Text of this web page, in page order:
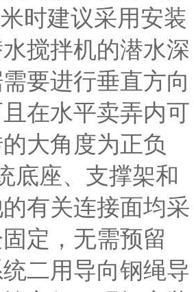
时建议采用安装
搅拌机的潜水深
要进行垂直方向
在水平卖弄内可
大角度为正负
底座、支撑架和
有关连接面均采
定，无需预留
二用导向钢绳导